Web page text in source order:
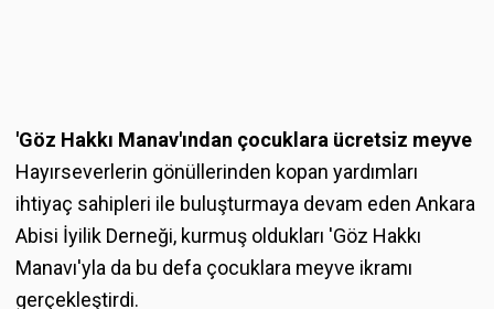
'Göz Hakkı Manav'ından çocuklara ücretsiz meyve
Hayırseverlerin gönüllerinden kopan yardımları
ihtiyaç sahipleri ile buluşturmaya devam eden Ankara
Abisi İyilik Derneği, kurmuş oldukları 'Göz Hakkı
Manavı'yla da bu defa çocuklara meyve ikramı
gerçekleştirdi.